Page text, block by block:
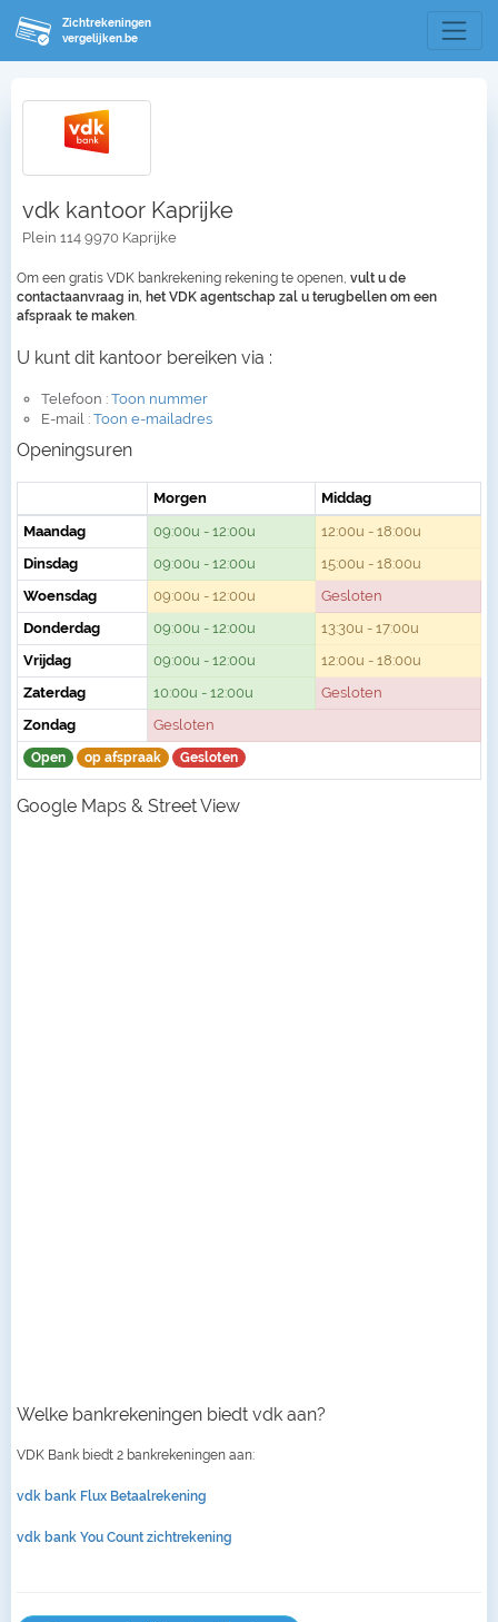
Zichtrekeningen
vergelijken.be
vdk kantoor Kaprijke
Plein 114 9970 Kaprijke
Om een gratis VDK bankrekening rekening te openen, vult u de
contactaanvraag in, het VDK agentschap zal u terugbellen om een
afspraak te maken.
U kunt dit kantoor bereiken via :
Telefoon : Toon nummer
E-mail : Toon e-mailadres
Openingsuren
Morgen
Middag
Maandag
09:00u - 12:00u
12:00u - 18:00u
Dinsdag
09:00u - 12:00u
15:00u - 18:00u
Woensdag
09:00u - 12:00u
Gesloten
Donderdag
09:00u - 12:00u
13:30u - 17:00u
Vrijdag
09:00u - 12:00u
12:00u - 18:00u
Zaterdag
10:00u - 12:00u
Gesloten
Zondag
Gesloten
Open op afspraak Gesloten
Google Maps & Street View
Welke bankrekeningen biedt vdk aan?
VDK Bank biedt 2 bankrekeningen aan:
vdk bank Flux Betaalrekening
vdk bank You Count zichtrekening